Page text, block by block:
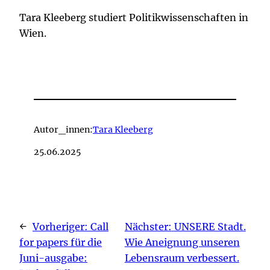
Tara Kleeberg studiert Politikwissenschaften in
Wien.
Autor_innen:Tara Kleeberg
25.06.2025
← Vorheriger: Call
for papers für die
Juni-ausgabe:
Nächster: UNSERE Stadt.
Wie Aneignung unseren
Lebensraum verbessert.